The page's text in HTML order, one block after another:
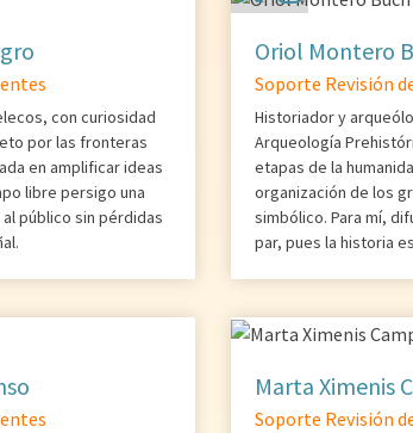
con curiosidad
por las fronteras
en amplificar ideas
libre persigo una
público sin pérdidas
Oriol Montero
Soporte Revisión
Historiador y
Arqueología
etapas de la
organización de los
simbólico. Para mí,
par, pues la historia
Marta Ximenis
Soporte Revisión